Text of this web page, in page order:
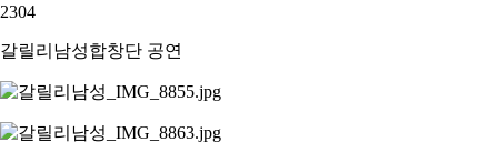
2304
갈릴리남성합창단 공연